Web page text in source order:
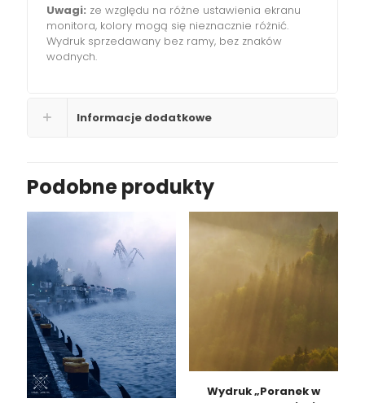
Uwagi: ze względu na różne ustawienia ekranu
monitora, kolory mogą się nieznacznie różnić.
Wydruk sprzedawany bez ramy, bez znaków
wodnych.
Informacje dodatkowe
Podobne produkty
Wydruk „Poranek w